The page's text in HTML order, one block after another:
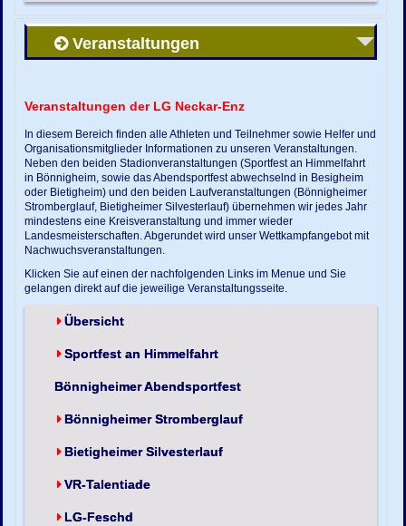
Veranstaltungen
Veranstaltungen der LG Neckar-Enz
In diesem Bereich finden alle Athleten und Teilnehmer sowie Helfer und
Organisationsmitglieder Informationen zu unseren Veranstaltungen.
Neben den beiden Stadionveranstaltungen (Sportfest an Himmelfahrt
in Bönnigheim, sowie das Abendsportfest abwechselnd in Besigheim
oder Bietigheim) und den beiden Laufveranstaltungen (Bönnigheimer
Stromberglauf, Bietigheimer Silvesterlauf) übernehmen wir jedes Jahr
mindestens eine Kreisveranstaltung und immer wieder
Landesmeisterschaften. Abgerundet wird unser Wettkampfangebot mit
Nachwuchsveranstaltungen.
Klicken Sie auf einen der nachfolgenden Links im Menue und Sie
gelangen direkt auf die jeweilige Veranstaltungsseite.
Übersicht
Sportfest an Himmelfahrt
Bönnigheimer Abendsportfest
Bönnigheimer Stromberglauf
Bietigheimer Silvesterlauf
VR-Talentiade
LG-Feschd